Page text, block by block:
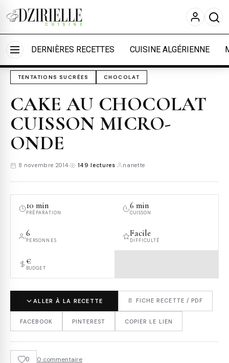
Nous utilisons des cookies pour améliorer votre
expérience et mesurer l'audience.
En savoir plus
Accepter tout
Personnaliser
DERNIÈRES RECETTES CUISINE ALGÉRIENNE
Accueil Cuisine
TENTATIONS SUCRÉES CHOCOLAT
CAKE AU CHOCOLAT
CUISSON MICRO-
ONDE
8 novembre 2014 · 149 lectures nanette
10 min
PRÉPARATION
6 min
CUISSON
6
PERSONNES
Facile
DIFFICULTÉ
€
BUDGET
ALLER À LA RECETTE 📄 FICHE RECETTE / PDF
FACEBOOK PINTEREST COPIER LE LIEN
0 0 commentaire